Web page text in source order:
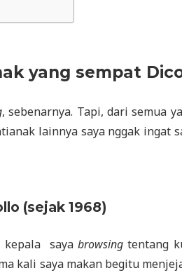
yang sempat
, sebenarnya. Tapi, dari semua
lainnya saya nggak ingat
(sejak 1968)
kepala saya browsing tentang
kali saya makan begitu